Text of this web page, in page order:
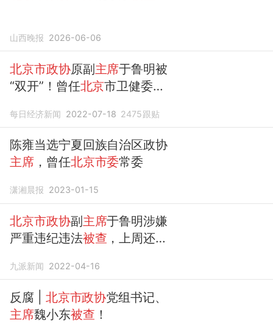
山西晚报 2026-06-06
北京市政协原副主席于鲁明被
“双开”！曾任北京市卫健委主
每日经济新闻 2022-07-18 2475跟贴
陈雍当选宁夏回族自治区政协
主席 ，曾任北京市委常委
潇湘晨报 2023-01-15
北京市政协副主席于鲁明涉嫌
严重违纪违法被查 ，上周还在
九派新闻 2022-04-16
反腐 | 北京市政协党组书记、
主席魏小东被查 ！